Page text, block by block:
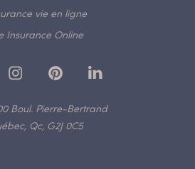
vie en ligne
Insurance Online
Boul. Pierre-Bertrand
Qc, G2J 0C5